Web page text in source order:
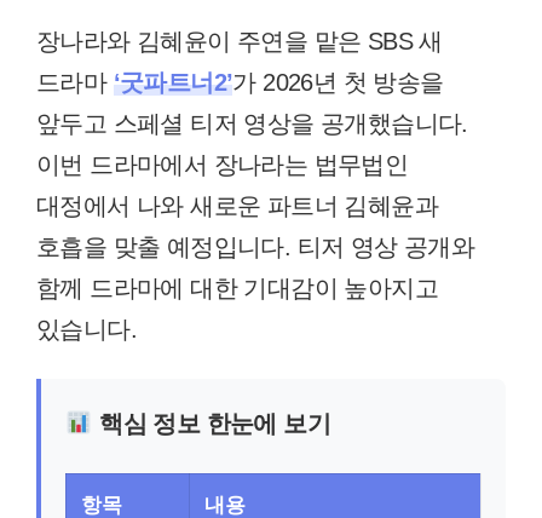
장나라와 김혜윤이 주연을 맡은 SBS 새
드라마 ‘굿파트너2’가 2026년 첫 방송을
앞두고 스페셜 티저 영상을 공개했습니다.
이번 드라마에서 장나라는 법무법인
대정에서 나와 새로운 파트너 김혜윤과
호흡을 맞출 예정입니다. 티저 영상 공개와
함께 드라마에 대한 기대감이 높아지고
있습니다.
핵심 정보 한눈에 보기
항목 내용